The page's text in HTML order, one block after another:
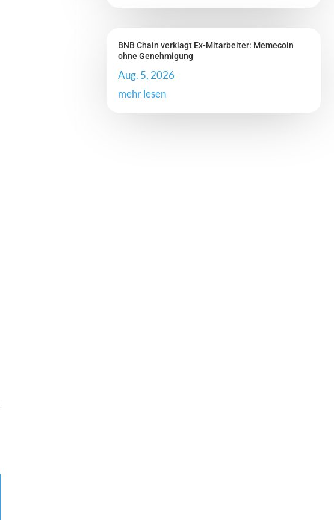
BNB Chain verklagt Ex-Mitarbeiter: Memecoin
ohne Genehmigung
Aug. 5, 2026
mehr lesen